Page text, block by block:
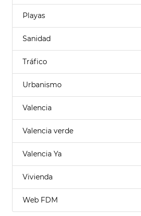
Playas
Sanidad
Tráfico
Urbanismo
Valencia
Valencia verde
Valencia Ya
Vivienda
Web FDM